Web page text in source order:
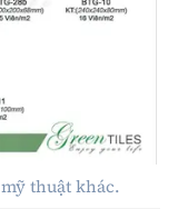
thuật khác.